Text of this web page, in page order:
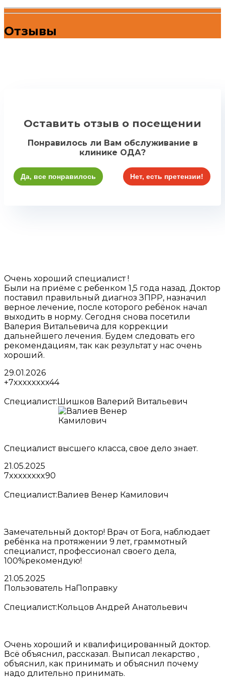
Отзывы
Оставить отзыв о посещении
Понравилось ли Вам обслуживание в
клинике ОДА?
Да, все понравилось Нет, есть претензии!
Очень хороший специалист !
Были на приёме с ребенком 1,5 года назад. Доктор
поставил правильный диагноз ЗПРР, назначил
верное лечение, после которого ребёнок начал
выходить в норму. Сегодня снова посетили
Валерия Витальевича для коррекции
дальнейшего лечения. Будем следовать его
рекомендациям, так как результат у нас очень
хороший.
29.01.2026
+7xxxxxxxx44
Специалист: Шишков Валерий Витальевич
Специалист высшего класса, свое дело знает.
21.05.2025
7xxxxxxxx90
Специалист: Валиев Венер Камилович
Замечательный доктор! Врач от Бога, наблюдает
ребёнка на протяжении 9 лет, граммотный
специалист, профессионал своего дела,
100%рекомендую!
21.05.2025
Пользователь НаПоправку
Специалист: Кольцов Андрей Анатольевич
Очень хороший и квалифицированный доктор.
Всё объяснил, рассказал. Выписал лекарство ,
объяснил, как принимать и объяснил почему
надо длительно принимать.